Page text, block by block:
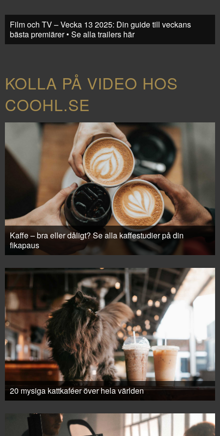
Film och TV – Vecka 13 2025: Din guide till veckans
bästa premiärer • Se alla trailers här
KOLLA PÅ VIDEO HOS
COOHL.SE
Kaffe – bra eller dåligt? Se alla kaffestudier på din
fikapaus
20 mysiga kattkaféer över hela världen